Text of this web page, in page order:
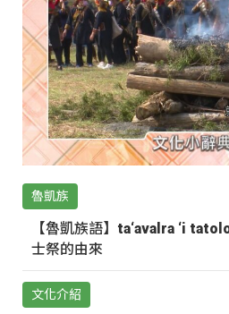
魯凱族
【魯凱族語】ta‘avalra ‘i
士祭的由來
文化介紹